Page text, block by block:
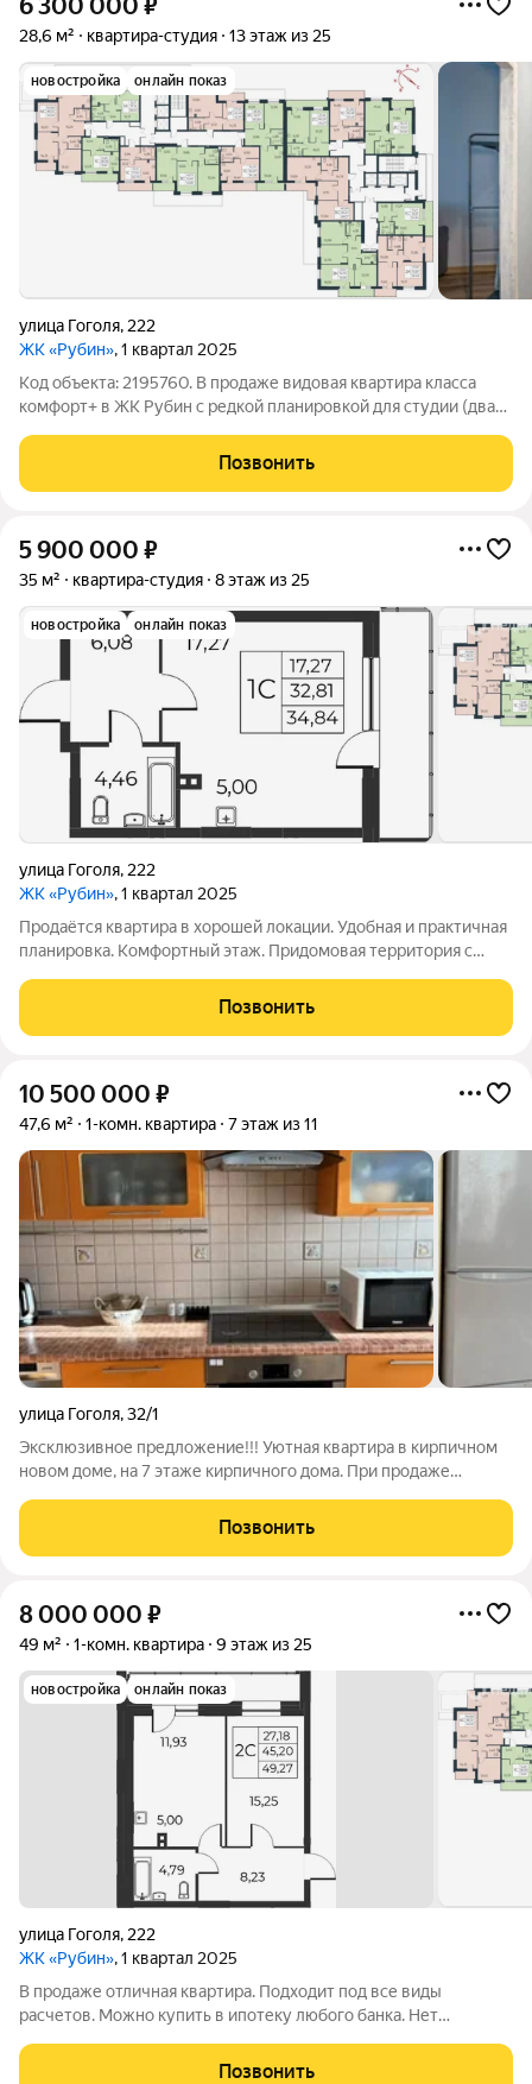
6 300 000 ₽
28,6 м² квартира-студия 13 этаж из 25
новостройка онлайн показ
улица Гоголя, 222
ЖК «Рубин», 1 квартал 2025
Код объекта: 2195760. В продаже видовая квартира класса
комфорт+ в ЖК Рубин с редкой планировкой для студии (два
техника остаются новому собственнику в подарок. В квартире
выполнен ремонт,
Позвонить
5 900 000 ₽
35 м² квартира-студия 8 этаж из 25
новостройка онлайн показ
улица Гоголя, 222
ЖК «Рубин», 1 квартал 2025
Продаётся квартира в хорошей локации. Удобная и практичная
планировка. Комфортный этаж. Придомовая территория с
садик и магазины (всё в пешей доступности). Подходит под
все виды расчётов. Нет
Позвонить
10 500 000 ₽
47,6 м² 1-комн. квартира 7 этаж из 11
улица Гоголя,32/1
Эксклюзивное предложение!!! Уютная квартира в кирпичном
новом доме, на 7 этаже кирпичного дома. При продаже
есть 2 лоджии остекленные, дом огорожен, придомовая
парковка, есть охрана и
Позвонить
8 000 000 ₽
49 м² 1-комн. квартира 9 этаж из 25
новостройка онлайн показ
улица Гоголя, 222
ЖК «Рубин», 1 квартал 2025
В продаже отличная квартира. Подходит под все виды
расчетов. Можно купить в ипотеку любого банка. Нет
Позвонить